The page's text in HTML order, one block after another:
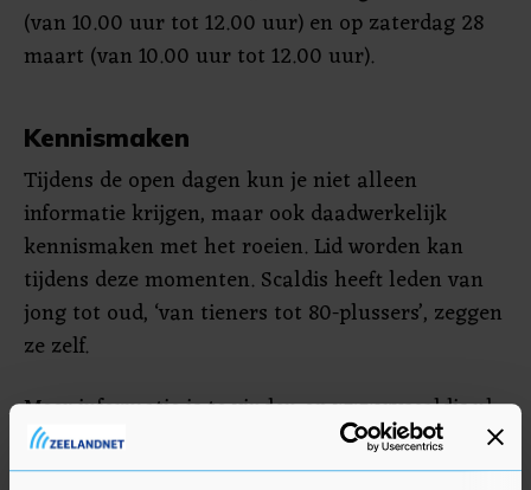
(van 10.00 uur tot 12.00 uur) en op zaterdag 28
maart (van 10.00 uur tot 12.00 uur).
Kennismaken
Tijdens de open dagen kun je niet alleen
informatie krijgen, maar ook daadwerkelijk
kennismaken met het roeien. Lid worden kan
tijdens deze momenten. Scaldis heeft leden van
jong tot oud, ‘van tieners tot 80-plussers’, zeggen
ze zelf.
Meer informatie is te vinden op www.rvscaldis.nl.